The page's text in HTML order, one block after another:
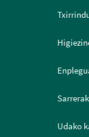
Sarrerak
Udako